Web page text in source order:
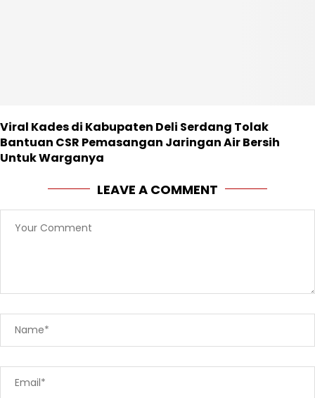
Viral Kades di Kabupaten Deli Serdang Tolak
Bantuan CSR Pemasangan Jaringan Air Bersih
Untuk Warganya
LEAVE A COMMENT